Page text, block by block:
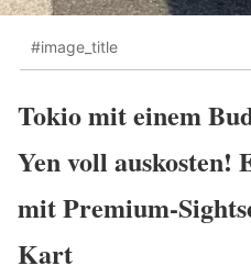
#image_title
Tokio mit einem
Yen voll auskosten!
mit Premium-
Kart